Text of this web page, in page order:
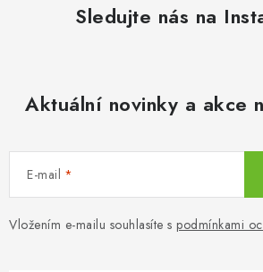
Sledujte nás na
Aktuální novinky a akce
E-mail
Vložením e-mailu souhlasíte s podmínkami